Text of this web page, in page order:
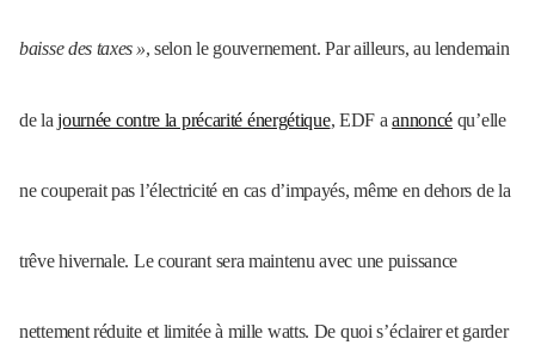
baisse des taxes », selon le gouvernement. Par ailleurs, au lendemain
de lajournée contre la précarité énergétique, EDF aannoncé qu’elle
ne couperait pas l’électricité en cas d’impayés, même en dehors de la
trêve hivernale. Le courant sera maintenu avec une puissance
nettement réduite et limitée à mille watts. De quoi s’éclairer et garder